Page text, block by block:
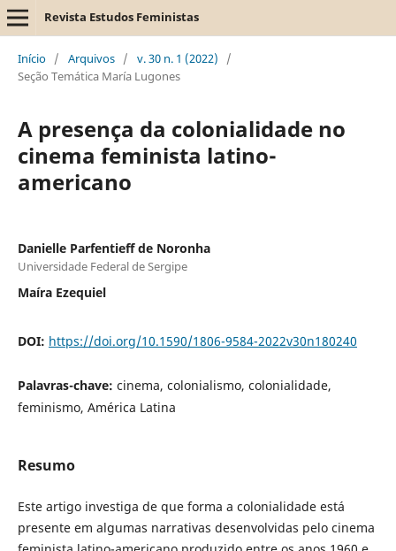
Revista Estudos Feministas
Início / Arquivos / v. 30 n. 1 (2022)
/
Seção Temática María Lugones
A presença da colonialidade no
cinema feminista latino-
americano
Danielle Parfentieff de Noronha
Universidade Federal de Sergipe
Maíra Ezequiel
DOI: https://doi.org/10.1590/1806-9584-2022v30n180240
Palavras-chave: cinema, colonialismo, colonialidade,
feminismo, América Latina
Resumo
Este artigo investiga de que forma a colonialidade está
presente em algumas narrativas desenvolvidas pelo cinema